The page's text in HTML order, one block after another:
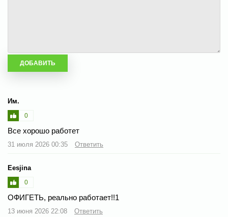
Им.
0
Все хорошо работет
31 июля 2026 00:35 Ответить
Eesjina
0
ОФИГЕТЬ, реально работает!!1
13 июня 2026 22:08 Ответить